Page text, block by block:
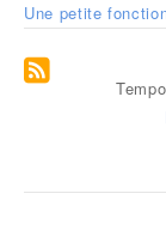
Une petite